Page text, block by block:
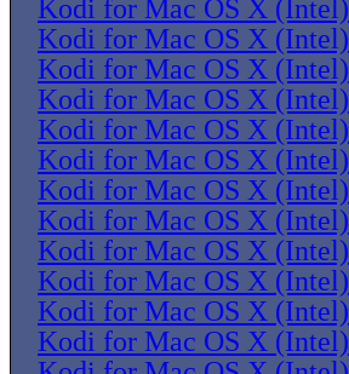
Kodi for Mac OS X (Intel)
Kodi for Mac OS X (Intel)
Kodi for Mac OS X (Intel)
Kodi for Mac OS X (Intel)
Kodi for Mac OS X (Intel)
Kodi for Mac OS X (Intel)
Kodi for Mac OS X (Intel)
Kodi for Mac OS X (Intel)
Kodi for Mac OS X (Intel)
Kodi for Mac OS X (Intel)
Kodi for Mac OS X (Intel)
Kodi for Mac OS X (Intel)